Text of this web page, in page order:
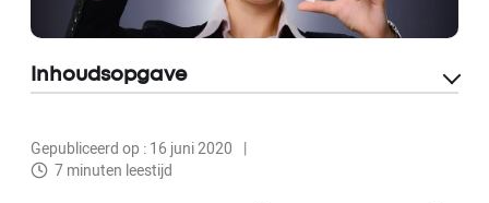
Gepubliceerd op : 16 juni 2020
7 minuten leestijd
Inhoudsopgave